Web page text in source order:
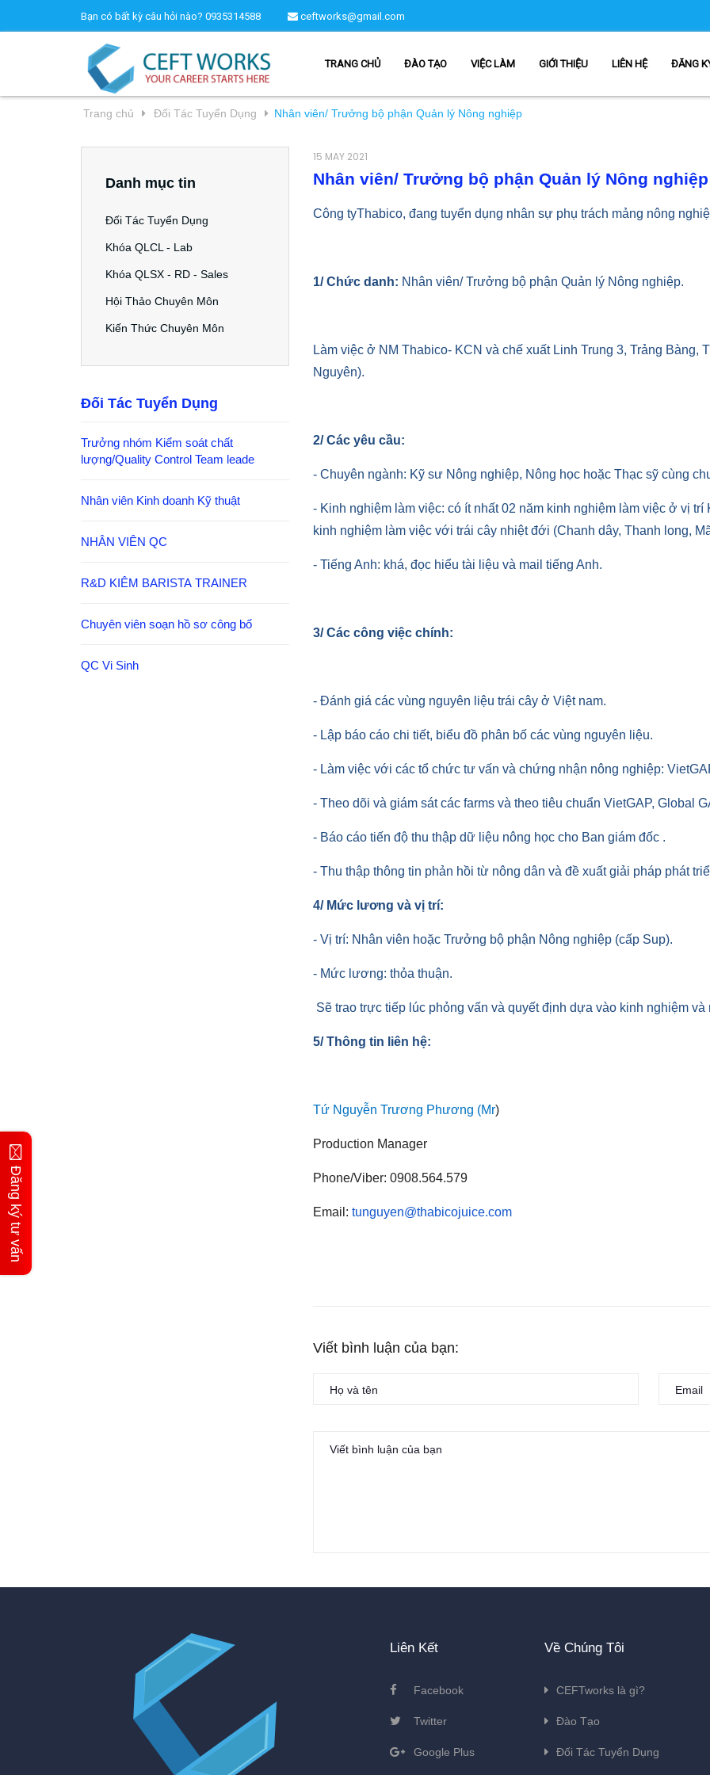
Bạn có bất kỳ câu hỏi nào? 0935314588 ceftworks@gmail.com
TRANG CHỦ ĐÀO TẠO VIỆC LÀM GIỚI THIỆU LIÊN HỆ ĐĂNG
Trang chủ Đối Tác Tuyển Dụng Nhân viên/ Trưởng bộ phận Quản lý Nông nghiệp
15 MAY 2021
Nhân viên/ Trưởng bộ phận Quản lý Nông nghiệp
Công tyThabico, đang tuyển dụng nhân sự phụ trách mảng nông
1/ Chức danh: Nhân viên/ Trưởng bộ phận Quản lý Nông nghiệp.
Làm việc ở NM Thabico- KCN và chế xuất Linh Trung 3, Trảng Bàng,
Nguyên).
2/ Các yêu cầu:
- Chuyên ngành: Kỹ sư Nông nghiệp, Nông học hoặc Thạc sỹ cùng
- Kinh nghiệm làm việc: có ít nhất 02 năm kinh nghiệm làm việc ở vị
kinh nghiệm làm việc với trái cây nhiệt đới (Chanh dây, Thanh long,
- Tiếng Anh: khá, đọc hiểu tài liệu và mail tiếng Anh.
3/ Các công việc chính:
- Đánh giá các vùng nguyên liệu trái cây ở Việt nam.
- Lập báo cáo chi tiết, biểu đồ phân bố các vùng nguyên liệu.
- Làm việc với các tổ chức tư vấn và chứng nhận nông nghiệp:
- Theo dõi và giám sát các farms và theo tiêu chuẩn VietGAP, Global
- Báo cáo tiến độ thu thập dữ liệu nông học cho Ban giám đốc .
- Thu thập thông tin phản hồi từ nông dân và đề xuất giải pháp phát
4/ Mức lương và vị trí:
- Vị trí: Nhân viên hoặc Trưởng bộ phận Nông nghiệp (cấp Sup).
- Mức lương: thỏa thuận.
Sẽ trao trực tiếp lúc phỏng vấn và quyết định dựa vào kinh nghiệm
5/ Thông tin liên hệ:
Tứ Nguyễn Trương Phương (Mr)
Production Manager
Phone/Viber: 0908.564.579
Email: tunguyen@thabicojuice.com
Viết bình luận của bạn:
Danh mục tin
Đối Tác Tuyển Dụng
Khóa QLCL - Lab
Khóa QLSX - RD - Sales
Hội Thảo Chuyên Môn
Kiến Thức Chuyên Môn
Đối Tác Tuyển Dụng
Trưởng nhóm Kiểm soát chất
lượng/Quality Control Team leade
Nhân viên Kinh doanh Kỹ thuật
NHÂN VIÊN QC
R&D KIÊM BARISTA TRAINER
Chuyên viên soạn hồ sơ công bố
QC Vi Sinh
Liên Kết
Facebook
Twitter
Google Plus
Về Chúng Tôi
CEFTworks là gì?
Đào Tạo
Đối Tác Tuyển Dụng
Đăng ký tư vấn